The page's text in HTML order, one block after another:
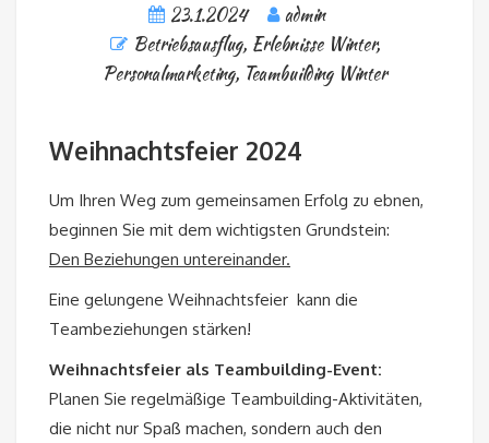
23.1.2024
admin
Betriebsausflug, Erlebnisse Winter,
Personalmarketing, Teambuilding Winter
Weihnachtsfeier 2024
Um Ihren Weg zum gemeinsamen Erfolg zu ebnen,
beginnen Sie mit dem wichtigsten Grundstein:
Den Beziehungen untereinander.
Eine gelungene Weihnachtsfeier kann die
Teambeziehungen stärken!
Weihnachtsfeier als Teambuilding-Event:
Planen Sie regelmäßige Teambuilding-Aktivitäten,
die nicht nur Spaß machen, sondern auch den